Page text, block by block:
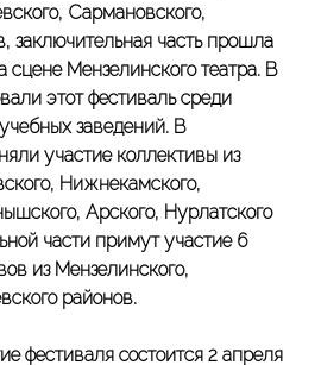
Сармановского,
заключительная часть прошла
сцене Мензелинского театра. В
этот фестиваль среди
заведений. В
участие коллективы из
Нижнекамского,
Арского, Нурлатского
части примут участие 6
из Мензелинского,
районов.
фестиваля состоится 2 апреля